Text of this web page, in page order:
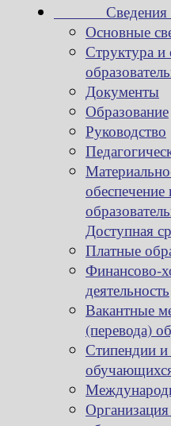
Сведения
Основные
Структура и
Документы
Образование
Руководство
Доступная
Платные
Финансово-
деятельность
Вакантные
(перевода)
Стипендии